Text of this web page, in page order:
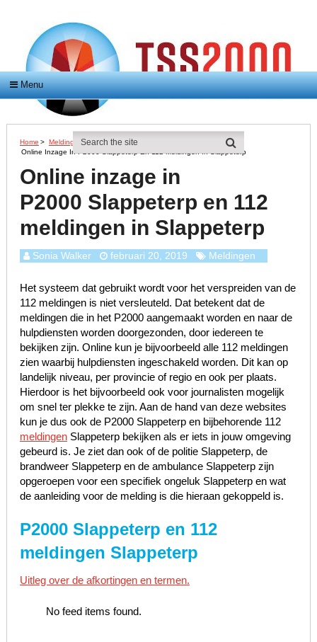
Menu
Home > Meldingen >
Online Inzage In P2000 Slappeterp En 112 Meldingen In Slappeterp
Online inzage in
P2000 Slappeterp en 112
meldingen in Slappeterp
Sonia Walker februari 20, 2019 Meldingen
Het systeem dat gebruikt wordt voor het verspreiden van de
112 meldingen is niet versleuteld. Dat betekent dat de
meldingen die in het P2000 aangemaakt worden en naar de
hulpdiensten worden doorgezonden, door iedereen te
bekijken zijn. Online kun je bijvoorbeeld alle 112 meldingen
zien waarbij hulpdiensten ingeschakeld worden. Dit kan op
landelijk niveau, per provincie of regio en ook per plaats.
Hierdoor is het bijvoorbeeld ook voor journalisten mogelijk
om snel ter plekke te zijn. Aan de hand van deze websites
kun je dus ook de P2000 Slappeterp en bijbehorende 112
meldingenSlappeterp bekijken als er iets in jouw omgeving
gebeurd is. Je ziet dan ook of de politie Slappeterp, de
brandweer Slappeterp en de ambulance Slappeterp zijn
opgeroepen voor een specifiek ongeluk Slappeterp en wat
de aanleiding voor de melding is die hieraan gekoppeld is.
P2000 Slappeterp en 112
meldingen Slappeterp
Uitleg over de afkortingen en termen.
No feed items found.